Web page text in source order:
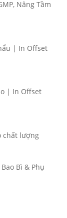
Nâng Tầm
| In Offset
| In Offset
chất lượng
Bì & Phụ